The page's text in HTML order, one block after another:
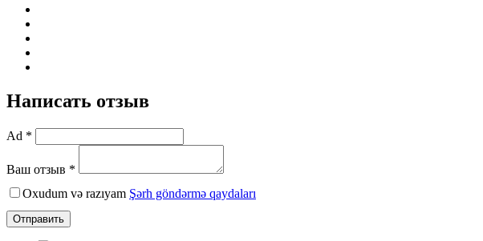
Написать отзыв
Ad *
Ваш отзыв *
Oxudum və razıyam Şərh göndərmə qaydaları
Отправить